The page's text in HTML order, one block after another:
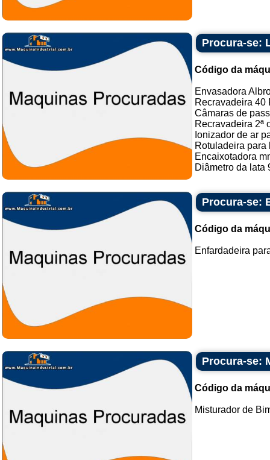
Procura-se:
Código da
Envasadora
Recravadeira 40
Câmaras de
Recravadeira 2ª
Ionizador de ar
Rotuladeira para
Encaixotadora
Diâmetro da lata
Procura-se:
Código da
Enfardadeira
Procura-se:
Código da
Misturador de